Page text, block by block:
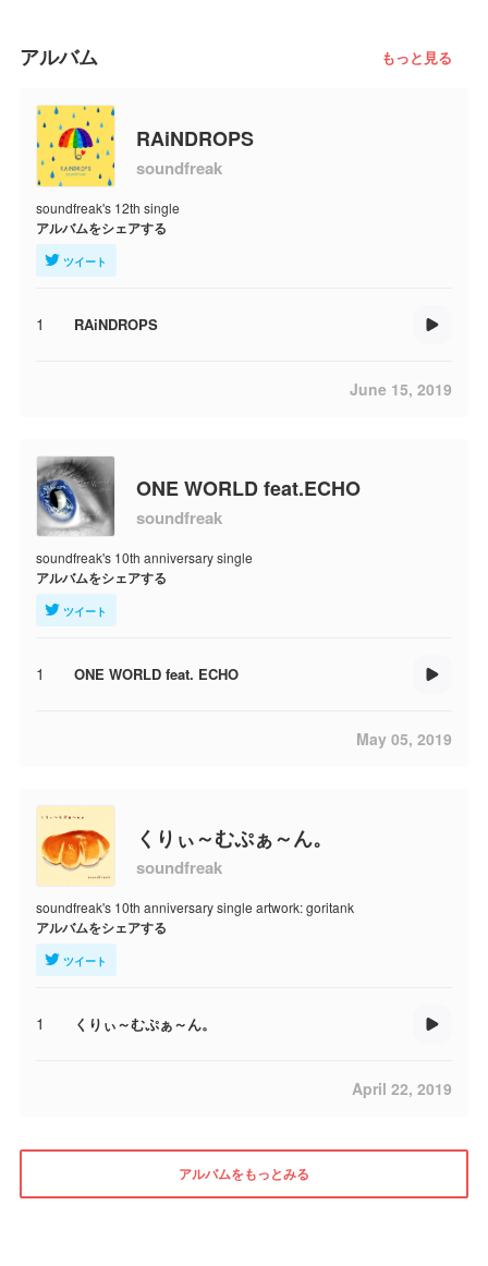
アルバム もっと見る
RAiNDROPS
soundfreak
soundfreak's 12th single
アルバムをシェアする
ツイート
1 RAiNDROPS
June 15, 2019
ONE WORLD feat.ECHO
soundfreak
soundfreak's 10th anniversary single
アルバムをシェアする
ツイート
1 ONE WORLD feat. ECHO
May 05, 2019
くりぃ～むぷぁ～ん。
soundfreak
soundfreak's 10th anniversary single artwork: goritank
アルバムをシェアする
ツイート
1 くりぃ～むぷぁ～ん。
April 22, 2019
アルバムをもっとみる